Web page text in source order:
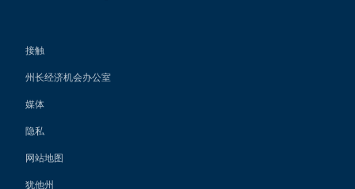
接触
州长经济机会办公室
媒体
隐私
网站地图
犹他州